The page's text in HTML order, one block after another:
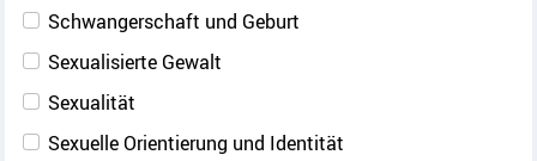
Schwangerschaft und Geburt
Sexualisierte Gewalt
Sexualität
Sexuelle Orientierung und Identität